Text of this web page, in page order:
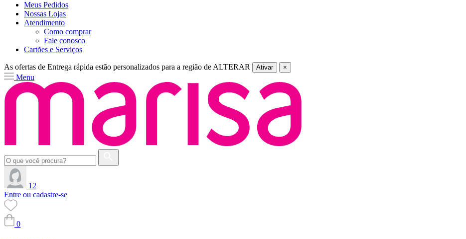
Meus Pedidos
Nossas Lojas
Atendimento
Como comprar
Fale conosco
Cartões e Serviços
As ofertas de Entrega rápida estão personalizados para a região de ALTERAR Ativar ×
Menu
12
Entre ou cadastre-se
0